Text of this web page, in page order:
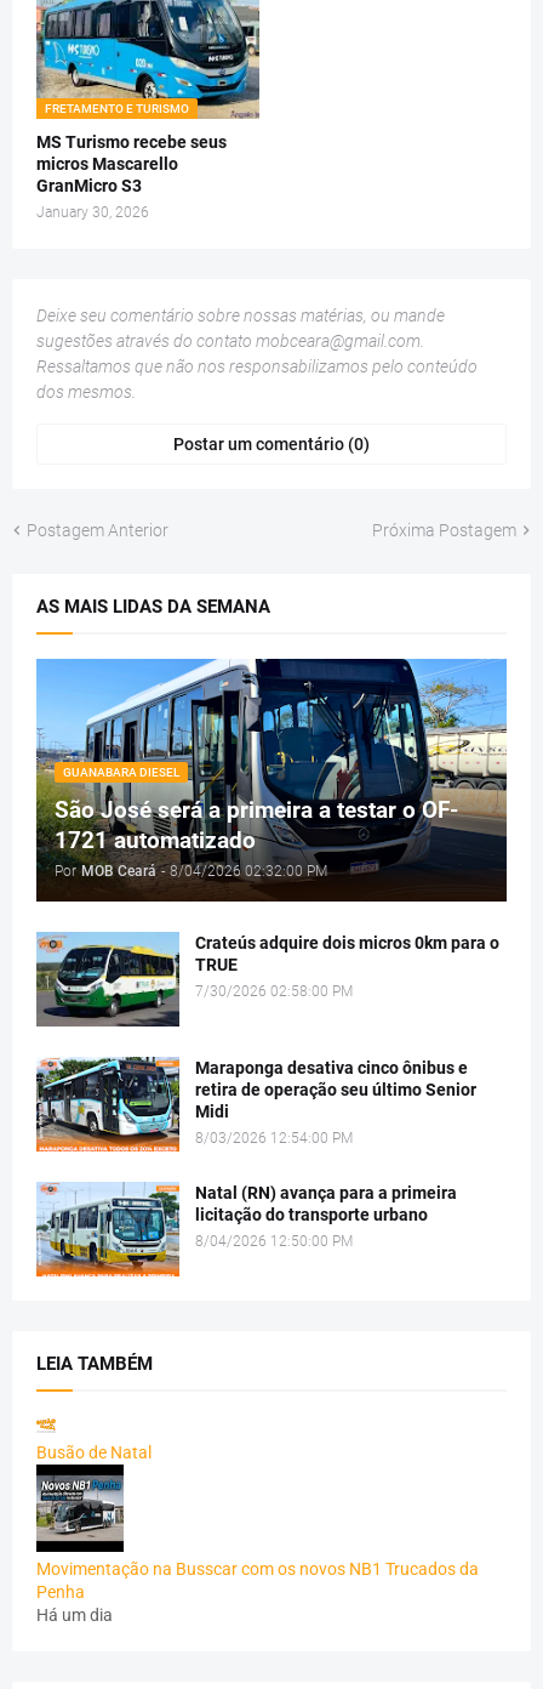
FRETAMENTO E TURISMO
MS Turismo recebe seus
micros Mascarello
GranMicro S3
January 30, 2026
Deixe seu comentário sobre nossas matérias, ou mande
sugestões através do contato mobceara@gmail.com
Ressaltamos que não nos responsabilizamos pelo conteúdo
dos mesmos.
Postar um comentário (0)
Postagem Anterior Próxima Postagem
AS MAIS LIDAS DA SEMANA
GUANABARA DIESEL
São José será a primeira a testar o OF-
1721 automatizado
Por MOB Ceará - 8/04/2026 02:32:00 PM
Crateús adquire dois micros 0km para o
TRUE
7/30/2026 02:58:00 PM
Maraponga desativa cinco ônibus e
retira de operação seu último Senior
Midi
8/03/2026 12:54:00 PM
Natal (RN) avança para a primeira
licitação do transporte urbano
8/04/2026 12:50:00 PM
LEIA TAMBÉM
Busão de Natal
Movimentação na Busscar com os novos NB1 Trucados da
Penha
Há um dia